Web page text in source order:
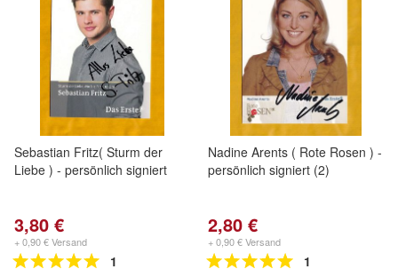
Sebastian Fritz( Sturm der
Liebe ) - persönlich signiert
3,80 €
+ 0,90 € Versand
1
Nadine Arents ( Rote Rosen ) -
persönlich signiert (2)
2,80 €
+ 0,90 € Versand
1